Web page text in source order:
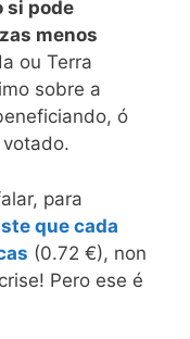
si pode
menos
ou Terra
sobre a
ó
para
que cada
(0.72 €), non
Pero ese é